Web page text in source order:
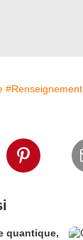
#Renseignement
quantique,